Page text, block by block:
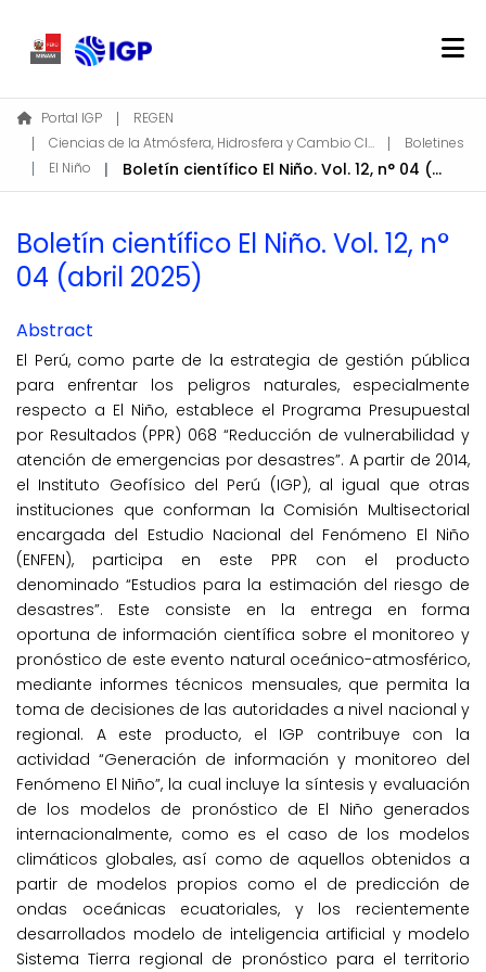
Home
About REGEN
Communities & Collections
Statistics
EN
Portal IGP
REGEN
Ciencias de la Atmósfera, Hidrosfera y Cambio Climático
Boletines
El Niño
Boletín científico El Niño. Vol. 12, n° 04 (abril 2025)
Boletín científico El Niño. Vol. 12, n°
04 (abril 2025)
Abstract
El Perú, como parte de la estrategia de gestión pública
para enfrentar los peligros naturales, especialmente
respecto a El Niño, establece el Programa Presupuestal
por Resultados (PPR) 068 “Reducción de vulnerabilidad y
atención de emergencias por desastres”. A partir de 2014,
el Instituto Geofísico del Perú (IGP), al igual que otras
instituciones que conforman la Comisión Multisectorial
encargada del Estudio Nacional del Fenómeno El Niño
(ENFEN), participa en este PPR con el producto
denominado “Estudios para la estimación del riesgo de
desastres”. Este consiste en la entrega en forma
oportuna de información científica sobre el monitoreo y
pronóstico de este evento natural oceánico-atmosférico,
mediante informes técnicos mensuales, que permita la
toma de decisiones de las autoridades a nivel nacional y
regional. A este producto, el IGP contribuye con la
actividad “Generación de información y monitoreo del
Fenómeno El Niño”, la cual incluye la síntesis y evaluación
de los modelos de pronóstico de El Niño generados
internacionalmente, como es el caso de los modelos
climáticos globales, así como de aquellos obtenidos a
partir de modelos propios como el de predicción de
ondas oceánicas ecuatoriales, y los recientemente
desarrollados modelo de inteligencia artificial y modelo
Sistema Tierra regional de pronóstico para el territorio